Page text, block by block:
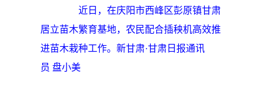
近日，在庆阳市西峰区彭原镇甘肃
居立苗木繁育基地，农民配合插秧机高效推
进苗木栽种工作。新甘肃·甘肃日报通讯
员 盘小美